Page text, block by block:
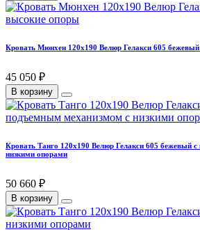
Кровать Мюнхен 120х190 Велюр Гелакси 605
45 050 ₽
В корзину
Кровать Танго 120х190 Велюр Гелакси 605 бежевый
низкими опорами
50 660 ₽
В корзину